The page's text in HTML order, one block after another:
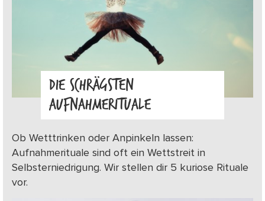
DIE SCHRÄGSTEN
AUFNAHMERITUALE
Ob Wetttrinken oder Anpinkeln lassen:
Aufnahmerituale sind oft ein Wettstreit in
Selbsterniedrigung. Wir stellen dir 5 kuriose Rituale
vor.